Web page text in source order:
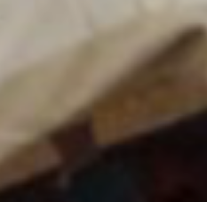
KULTURNÍ MOZAIKA
NÁDRAŽÍ PRAHA - KLÁNOVICE A